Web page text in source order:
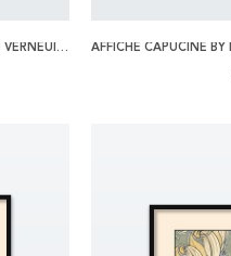
AFFICHE PERCE NEIGE BY MAURICE PILLARD VERNEUIL 70X100